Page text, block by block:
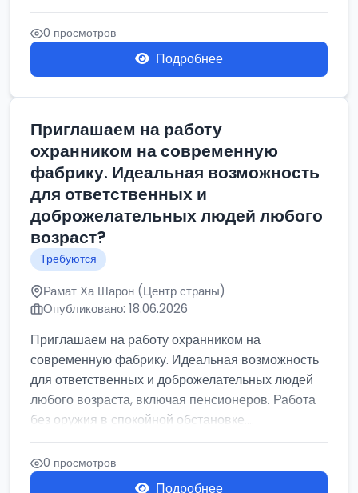
0 просмотров
Подробнее
Приглашаем на работу
охранником на современную
фабрику. Идеальная возможность
для ответственных и
доброжелательных людей любого
возраст?
Требуются
Рамат Ха Шарон (Центр страны)
Опубликовано: 18.06.2026
Приглашаем на работу охранником на
современную фабрику. Идеальная возможность
для ответственных и доброжелательных людей
любого возраста, включая пенсионеров. Работа
без оружия в спокойной обстановке....
0 просмотров
Подробнее